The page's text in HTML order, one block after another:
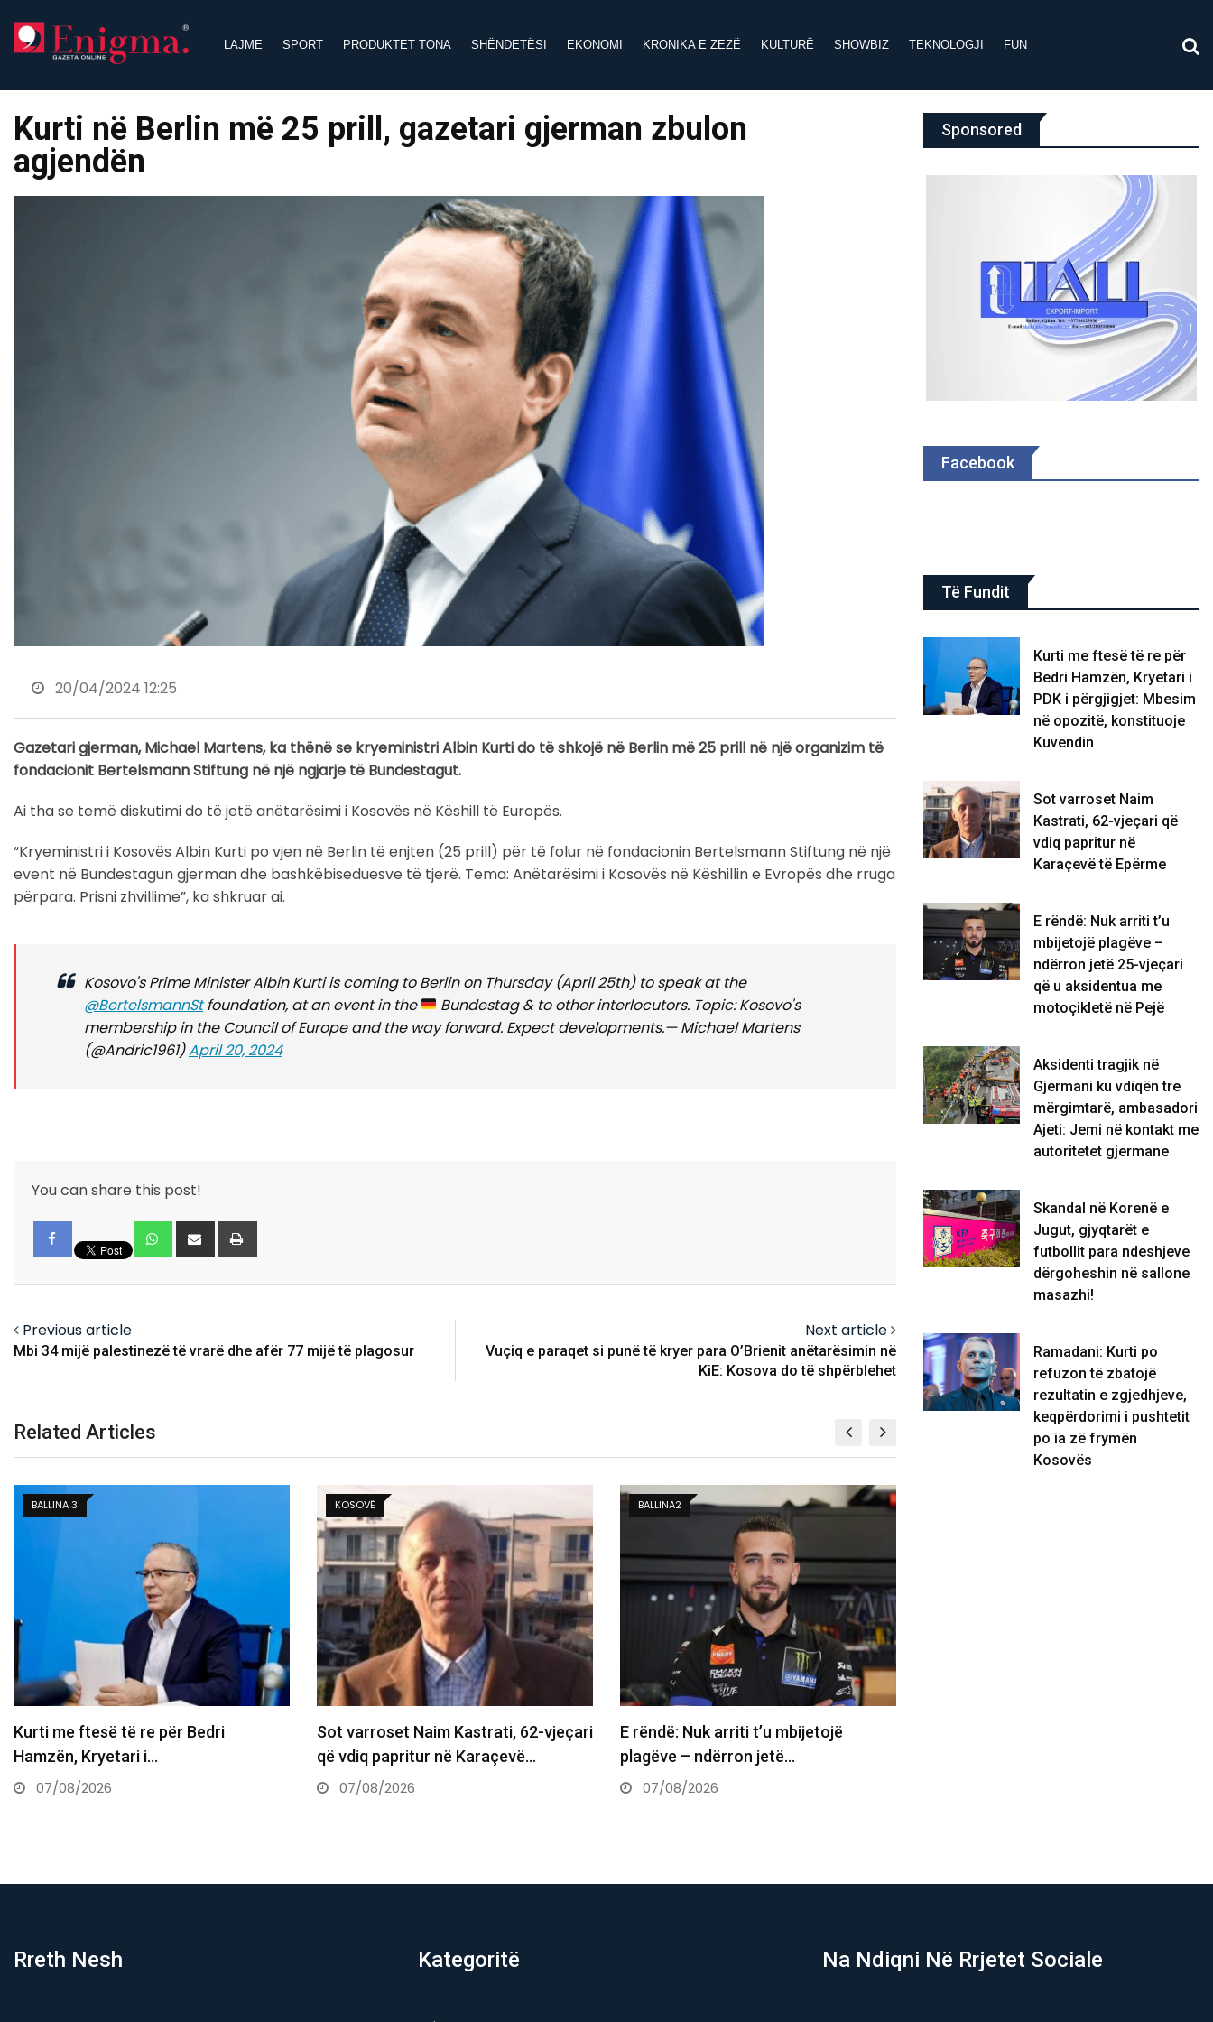
content
LAJME SPORT PRODUKTET TONA SHËNDETËSI EKONOMI KRONIKA E ZEZË KULTURË SHOWBIZ TEKNOLOGJI FUN
Kurti në Berlin më 25 prill, gazetari gjerman zbulon
agjendën
20/04/2024 12:25
Gazetari gjerman, Michael Martens, ka thënë se kryeministri Albin Kurti do të shkojë në Berlin më 25 prill në një organizim të
fondacionit Bertelsmann Stiftung në një ngjarje të Bundestagut.
Ai tha se temë diskutimi do të jetë anëtarësimi i Kosovës në Këshill të Europës.
“Kryeministri i Kosovës Albin Kurti po vjen në Berlin të enjten (25 prill) për të folur në fondacionin Bertelsmann Stiftung në një
event në Bundestagun gjerman dhe bashkëbiseduesve të tjerë. Tema: Anëtarësimi i Kosovës në Këshillin e Evropës dhe rruga
përpara. Prisni zhvillime”, ka shkruar ai.
Kosovo's Prime Minister Albin Kurti is coming to Berlin on Thursday (April 25th) to speak at the
@BertelsmannStfoundation, at an event in the
Bundestag & to other interlocutors. Topic: Kosovo's
membership in the Council of Europe and the way forward. Expect developments.— Michael Martens
(@Andric1961)April 20, 2024
You can share this post!
Whatsapp
Share
via
Previous article
Mbi 34 mijë palestinezë të vrarë dhe afër 77 mijë të plagosur
Next article
Vuçiq e paraqet si punë të kryer para O’Brienit anëtarësimin në
KiE: Kosova do të shpërblehet
Related Articles
KOSOVË
Sot varroset Naim Kastrati, 62-vjeçari
që vdiq papritur në Karaçevë…
07/08/2026
BALLINA2
E rëndë: Nuk arriti t’u mbijetojë
plagëve – ndërron jetë…
07/08/2026
KOSOVË
Aksidenti tragjik në Gjermani ku
vdiqën tre mërgimtarë, ambasadori
Ajeti:…
Sponsored
Facebook
Të Fundit
Kurti me ftesë të re për
Bedri Hamzën, Kryetari i
PDK i përgjigjet: Mbesim
në opozitë, konstituoje
Kuvendin
Sot varroset Naim
Kastrati, 62-vjeçari që
vdiq papritur në
Karaçevë të Epërme
E rëndë: Nuk arriti t’u
mbijetojë plagëve –
ndërron jetë 25-vjeçari
që u aksidentua me
motoçikletë në Pejë
Aksidenti tragjik në
Gjermani ku vdiqën tre
mërgimtarë, ambasadori
Ajeti: Jemi në kontakt me
autoritetet gjermane
Skandal në Korenë e
Jugut, gjyqtarët e
futbollit para ndeshjeve
dërgoheshin në sallone
masazhi!
Ramadani: Kurti po
refuzon të zbatojë
rezultatin e zgjedhjeve,
keqpërdorimi i pushtetit
po ia zë frymën
Kosovës
Rreth Nesh Kategoritë Na Ndiqni Në Rrjetet Sociale